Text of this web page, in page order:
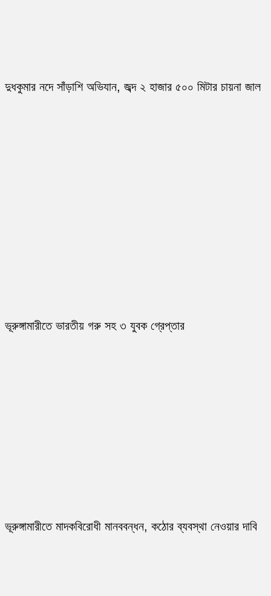
দুধকুমার নদে সাঁড়াশি অভিযান, জব্দ ২ হাজার ৫০০ মিটার চায়না জাল
ভূরুঙ্গামারীতে ভারতীয় গরু সহ ৩ যুবক গ্রেপ্তার
ভূরুঙ্গামারীতে মাদকবিরোধী মানববন্ধন, কঠোর ব্যবস্থা নেওয়ার দাবি